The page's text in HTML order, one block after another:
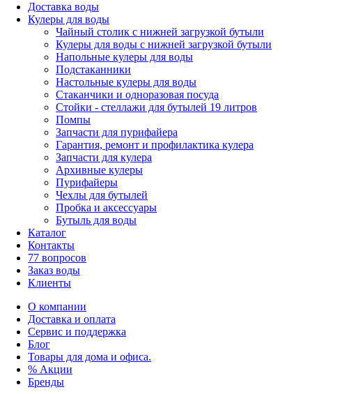
Доставка воды
Кулеры для воды
Чайный столик с нижней загрузкой бутыли
Кулеры для воды с нижней загрузкой бутыли
Напольные кулеры для воды
Подстаканники
Настольные кулеры для воды
Стаканчики и одноразовая посуда
Стойки - стеллажи для бутылей 19 литров
Помпы
Запчасти для пурифайера
Гарантия, ремонт и профилактика кулера
Запчасти для кулера
Архивные кулеры
Пурифайеры
Чехлы для бутылей
Пробка и аксессуары
Бутыль для воды
Каталог
Контакты
77 вопросов
Заказ воды
Клиенты
О компании
Доставка и оплата
Сервис и поддержка
Блог
Товары для дома и офиса.
% Акции
Бренды